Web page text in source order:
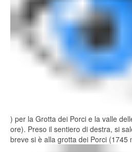
) per la Grotta dei Porci e la valle
ore). Preso il sentiero di destra, si
breve si è alla grotta dei Porci (1745